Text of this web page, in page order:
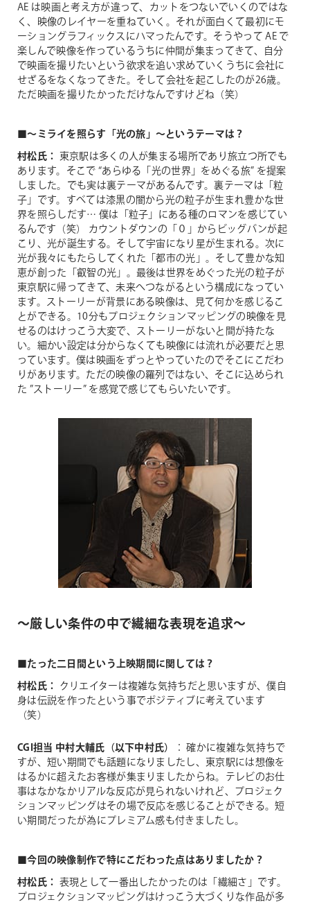
AE は映画と考え方が違って、カットをつないでいくのではな
く、映像のレイヤーを重ねていく。それが面白くて最初にモ
ーショングラフィックスにハマったんです。そうやって AE で
楽しんで映像を作っているうちに仲間が集まってきて、自分
で映画を撮りたいという欲求を追い求めていくうちに会社に
せざるをなくなってきた。そして会社を起こしたのが26歳。
ただ映画を撮りたかっただけなんですけどね（笑）
■～ミライを照らす「光の旅」～というテーマは？
村松氏： 東京駅は多くの人が集まる場所であり旅立つ所でも
あります。そこで “あらゆる「光の世界」をめぐる旅” を提案
しました。でも実は裏テーマがあるんです。裏テーマは「粒
子」です。すべては漆黒の闇から光の粒子が生まれ豊かな世
界を照らしだす… 僕は「粒子」にある種のロマンを感じてい
るんです（笑）
カウントダウンの「０」からビッグバンが起
こり、光が誕生する。そして宇宙になり星が生まれる。次に
光が我々にもたらしてくれた「都市の光」。そして豊かな知
恵が創った「叡智の光」。最後は世界をめぐった光の粒子が
東京駅に帰ってきて、未来へつながるという構成になってい
ます。ストーリーが背景にある映像は、見て何かを感じるこ
とができる。10分もプロジェクションマッピングの映像を見
せるのはけっこう大変で、ストーリーがないと間が持たな
い。細かい設定は分からなくても映像には流れが必要だと思
っています。僕は映画をずっとやっていたのでそこにこだわ
りがあります。ただの映像の羅列ではない、そこに込められ
た ”ストーリー” を感覚で感じてもらいたいです。
～厳しい条件の中で繊細な表現を追求～
■たった二日間という上映期間に関しては？
村松氏： クリエイターは複雑な気持ちだと思いますが、僕自
身は伝説を作ったという事でポジティブに考えています
（笑）
CGI担当 中村大輔氏（以下中村氏）
： 確かに複雑な気持ちで
すが、短い期間でも話題になりましたし、東京駅には想像を
はるかに超えたお客様が集まりましたからね。テレビのお仕
事はなかなかリアルな反応が見られないけれど、プロジェク
ションマッピングはその場で反応を感じることができる。短
い期間だったが為にプレミアム感も付きましたし。
■今回の映像制作で特にこだわった点はありましたか？
村松氏： 表現として一番出したかったのは「繊細さ」です。
プロジェクションマッピングはけっこう大づくりな作品が多